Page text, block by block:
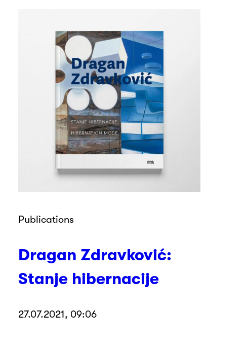
Publications
Dragan Zdravković:
Stanje hibernacije
27.07.2021, 09:06